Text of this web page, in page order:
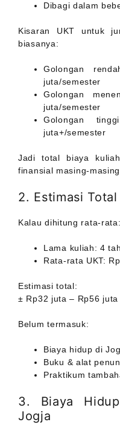
Dibagi dalam
Kisaran UKT untuk
biasanya:
Golongan
juta/semester
Golongan
juta/semester
Golongan
juta+/semester
Jadi total biaya
finansial masing-
2. Estimasi
Kalau dihitung rata-rata:
Lama kuliah: 4
Rata-rata UKT:
Estimasi total:
± Rp32 juta – Rp56
Belum termasuk:
Biaya hidup di
Buku & alat
Praktikum
3. Biaya
Jogja